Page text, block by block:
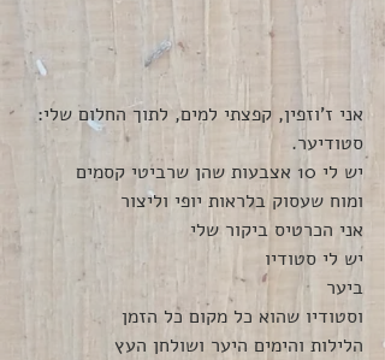
אני ז'וזפין, קפצתי למים, לתוך החלום שלי:
סטודיער.
יש לי 10 אצבעות שהן שרביטי קסמים
ומוח שעסוק בלראות יופי וליצור
אני הכרטיס ביקור שלי
יש לי סטודיו
ביער
וסטודיו שהוא כל מקום כל הזמן
הלילות והימים היער ושולחן העץ